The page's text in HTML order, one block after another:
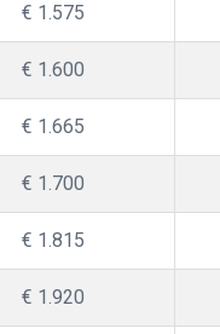
€ 1.575
€ 1.600
€ 1.665
€ 1.700
€ 1.815
€ 1.920